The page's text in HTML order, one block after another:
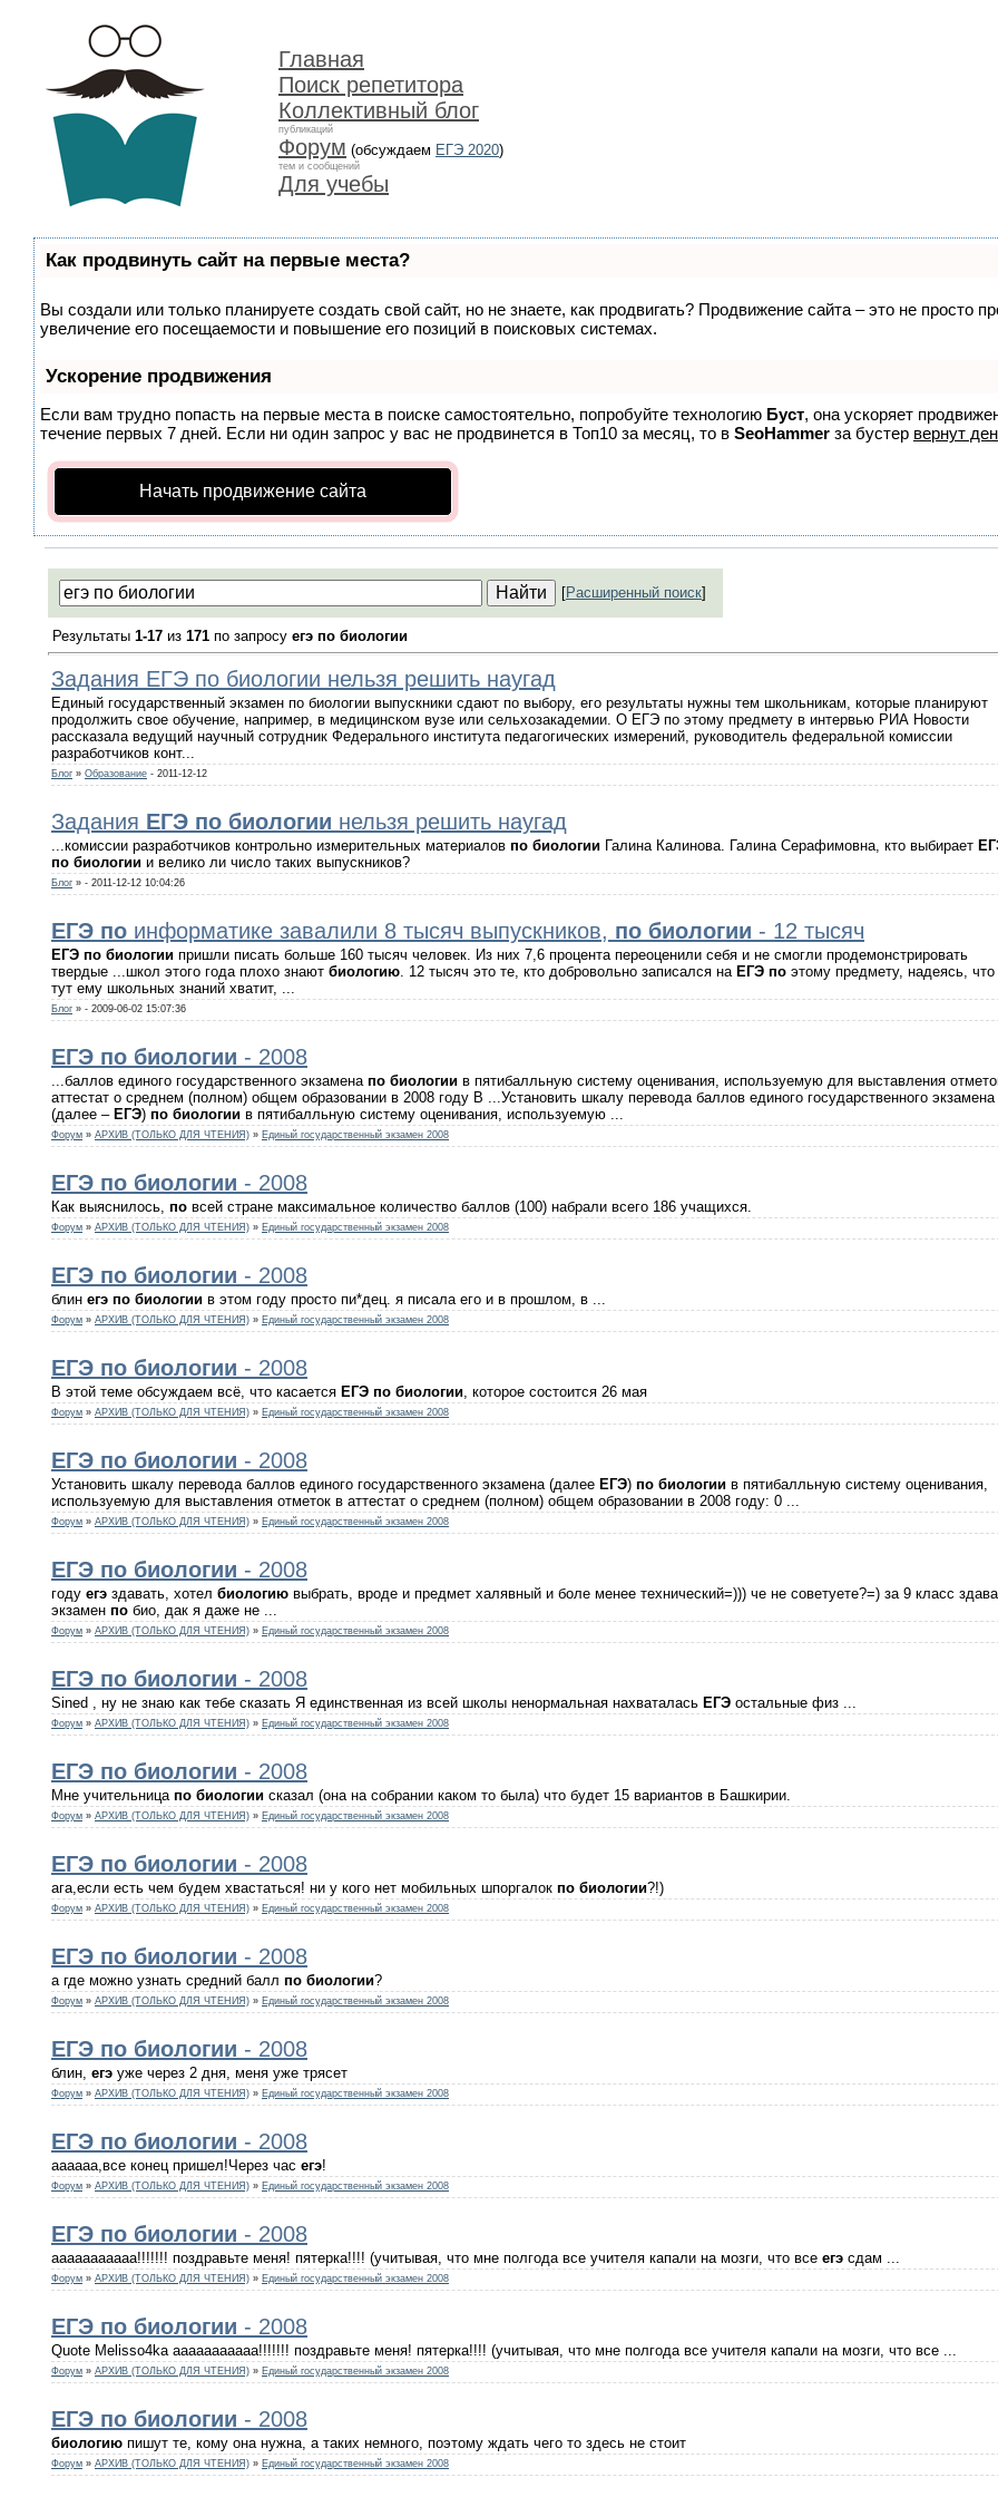
Главная
Поиск репетитора
Коллективный блог
публикаций
Форум (обсуждаем ЕГЭ 2020)
тем и сообщений
Для учебы
Как продвинуть сайт на первые места?
Вы создали или только планируете создать свой сайт, но не знаете, как продвигать? Продвижение сайта – это не просто
увеличение его посещаемости и повышение его позиций в поисковых системах.
Ускорение продвижения
Если вам трудно попасть на первые места в поиске самостоятельно, попробуйте технологию Буст, она ускоряет
течение первых 7 дней. Если ни один запрос у вас не продвинется в Топ10 за месяц, то в SeoHammer за бустер вернут
Начать продвижение сайта
[Расширенный поиск]
Результаты 1-17 из 171 по запросу егэ по биологии
Задания ЕГЭ по биологии нельзя решить наугад
Единый государственный экзамен по биологии выпускники сдают по выбору, его результаты нужны тем школьникам, которые планируют
продолжить свое обучение, например, в медицинском вузе или сельхозакадемии. О ЕГЭ по этому предмету в интервью РИА Новости
рассказала ведущий научный сотрудник Федерального института педагогических измерений, руководитель федеральной комиссии
разработчиков конт...
Блог » Образование - 2011-12-12
Задания ЕГЭ по биологии нельзя решить наугад
...комиссии разработчиков контрольно измерительных материалов по биологии Галина Калинова. Галина Серафимовна, кто выбирает
по биологии и велико ли число таких выпускников?
Блог » - 2011-12-12 10:04:26
ЕГЭ по информатике завалили 8 тысяч выпускников, по биологии - 12 тысяч
ЕГЭ по биологии пришли писать больше 160 тысяч человек. Из них 7,6 процента переоценили себя и не смогли продемонстрировать
твердые ...школ этого года плохо знают биологию . 12 тысяч это те, кто добровольно записался на ЕГЭ по этому предмету, надеясь,
тут ему школьных знаний хватит, ...
Блог » - 2009-06-02 15:07:36
ЕГЭ по биологии - 2008
...баллов единого государственного экзамена по биологии в пятибалльную систему оценивания, используемую для выставления
аттестат о среднем (полном) общем образовании в 2008 году В ...Установить шкалу перевода баллов единого государственного экзамена
(далее – ЕГЭ) по биологии в пятибалльную систему оценивания, используемую ...
Форум » АРХИВ (ТОЛЬКО ДЛЯ ЧТЕНИЯ) » Единый государственный экзамен 2008
ЕГЭ по биологии - 2008
Как выяснилось, по всей стране максимальное количество баллов (100) набрали всего 186 учащихся.
Форум » АРХИВ (ТОЛЬКО ДЛЯ ЧТЕНИЯ) » Единый государственный экзамен 2008
ЕГЭ по биологии - 2008
блин егэ по биологии в этом году просто пи*дец. я писала его и в прошлом, в ...
Форум » АРХИВ (ТОЛЬКО ДЛЯ ЧТЕНИЯ) » Единый государственный экзамен 2008
ЕГЭ по биологии - 2008
В этой теме обсуждаем всё, что касается ЕГЭ по биологии , которое состоится 26 мая
Форум » АРХИВ (ТОЛЬКО ДЛЯ ЧТЕНИЯ) » Единый государственный экзамен 2008
ЕГЭ по биологии - 2008
Установить шкалу перевода баллов единого государственного экзамена (далее ЕГЭ) по биологии в пятибалльную систему оценивания,
используемую для выставления отметок в аттестат о среднем (полном) общем образовании в 2008 году: 0 ...
Форум » АРХИВ (ТОЛЬКО ДЛЯ ЧТЕНИЯ) » Единый государственный экзамен 2008
ЕГЭ по биологии - 2008
году егэ здавать, хотел биологию выбрать, вроде и предмет халявный и боле менее технический=))) че не советуете?=) за 9 класс
экзамен по био, дак я даже не ...
Форум » АРХИВ (ТОЛЬКО ДЛЯ ЧТЕНИЯ) » Единый государственный экзамен 2008
ЕГЭ по биологии - 2008
Sined , ну не знаю как тебе сказать Я единственная из всей школы ненормальная нахваталась ЕГЭ остальные физ ...
Форум » АРХИВ (ТОЛЬКО ДЛЯ ЧТЕНИЯ) » Единый государственный экзамен 2008
ЕГЭ по биологии - 2008
Мне учительница по биологии сказал (она на собрании каком то была) что будет 15 вариантов в Башкирии.
Форум » АРХИВ (ТОЛЬКО ДЛЯ ЧТЕНИЯ) » Единый государственный экзамен 2008
ЕГЭ по биологии - 2008
ага,если есть чем будем хвастаться! ни у кого нет мобильных шпоргалок по биологии?!)
Форум » АРХИВ (ТОЛЬКО ДЛЯ ЧТЕНИЯ) » Единый государственный экзамен 2008
ЕГЭ по биологии - 2008
а где можно узнать средний балл по биологии?
Форум » АРХИВ (ТОЛЬКО ДЛЯ ЧТЕНИЯ) » Единый государственный экзамен 2008
ЕГЭ по биологии - 2008
блин, егэ уже через 2 дня, меня уже трясет
Форум » АРХИВ (ТОЛЬКО ДЛЯ ЧТЕНИЯ) » Единый государственный экзамен 2008
ЕГЭ по биологии - 2008
аааааа,все конец пришел!Через час егэ!
Форум » АРХИВ (ТОЛЬКО ДЛЯ ЧТЕНИЯ) » Единый государственный экзамен 2008
ЕГЭ по биологии - 2008
ааааааааааа!!!!!!! поздравьте меня! пятерка!!!! (учитывая, что мне полгода все учителя капали на мозги, что все егэ сдам ...
Форум » АРХИВ (ТОЛЬКО ДЛЯ ЧТЕНИЯ) » Единый государственный экзамен 2008
ЕГЭ по биологии - 2008
Quote Melisso4ka ааааааааааа!!!!!!! поздравьте меня! пятерка!!!! (учитывая, что мне полгода все учителя капали на мозги, что все ...
Форум » АРХИВ (ТОЛЬКО ДЛЯ ЧТЕНИЯ) » Единый государственный экзамен 2008
ЕГЭ по биологии - 2008
биологию пишут те, кому она нужна, а таких немного, поэтому ждать чего то здесь не стоит
Форум » АРХИВ (ТОЛЬКО ДЛЯ ЧТЕНИЯ) » Единый государственный экзамен 2008